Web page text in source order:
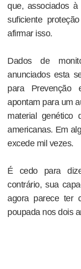
que, associados
suficiente
afirmar isso.
Dados de
anunciados esta
para Prevenção
apontam para um
material genético
americanas. Em
excede mil vezes.
É cedo para
contrário, sua
agora parece ter
poupada nos dois